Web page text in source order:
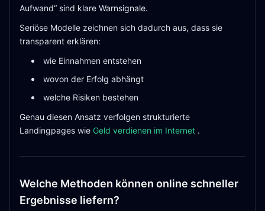
Aufwand“ sind klare Warnsignale.
Seriöse Modelle zeichnen sich dadurch aus, dass sie
transparent erklären:
wie Einnahmen entstehen
wovon der Erfolg abhängt
welche Risiken bestehen
Genau diesen Ansatz verfolgen strukturierte
Landingpages wie Geld verdienen im Internet .
Welche Methoden können online schneller
Ergebnisse liefern?